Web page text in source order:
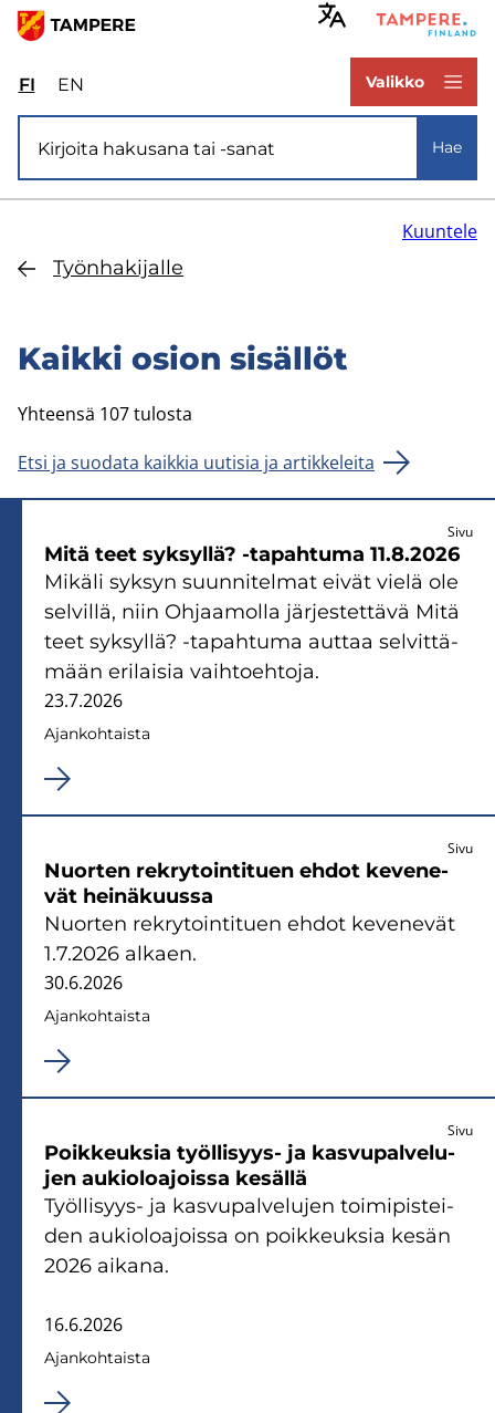
Hyppää
FIValitse
sivuston
kieli:
suomi
ENSelect
site
language:
Valikko
Hae
Työn­ha­ki­jal­le
Kuuntele
Kaik­ki osion si­säl­löt
Yhteensä 107 tulosta
Etsi ja suodata kaikkia uutisia ja artikkeleita
Sivu
Mitä teet syk­syl­lä? -​tapahtuma 11.8.2026
Mi­kä­li syk­syn suun­ni­tel­mat eivät vielä ole
sel­vil­lä, niin Oh­jaa­mol­la jär­jes­tet­tä­vä Mitä
teet syk­syl­lä? -​tapahtuma aut­taa sel­vit­tä­
mään eri­lai­sia vaih­toeh­to­ja.
23.7.2026
Ajan­koh­tais­ta
Sivu
Nuor­ten rek­ry­toin­ti­tuen ehdot ke­ve­ne­
vät hei­nä­kuus­sa
Nuor­ten rek­ry­toin­ti­tuen ehdot ke­ve­ne­vät
1.7.2026 al­kaen.
30.6.2026
Ajan­koh­tais­ta
Sivu
Poik­keuk­sia työllisyys-​ ja kas­vu­pal­ve­lu­
jen au­kio­loa­jois­sa ke­säl­lä
Työllisyys-​ ja kas­vu­pal­ve­lu­jen toi­mi­pis­tei­
den au­kio­loa­jois­sa on poik­keuk­sia kesän
2026 ai­ka­na.
16.6.2026
Ajan­koh­tais­ta